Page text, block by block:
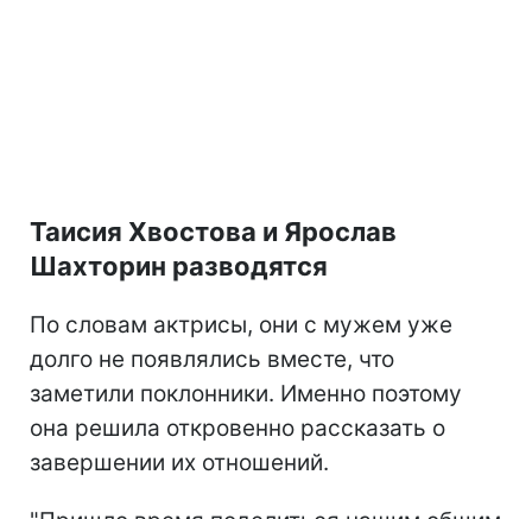
Таисия Хвостова и Ярослав
Шахторин разводятся
По словам актрисы, они с мужем уже
долго не появлялись вместе, что
заметили поклонники. Именно поэтому
она решила откровенно рассказать о
завершении их отношений.